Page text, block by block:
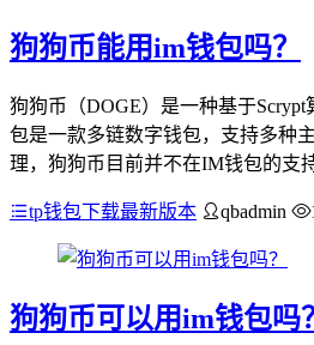
狗狗币能用im钱包吗？
狗狗币（DOGE）是一种基于
包是一款多链数字钱包，支持多种
理，狗狗币目前并不在IM钱包的支
tp钱包下载最新版本 qbadmin
狗狗币可以用im钱包吗？